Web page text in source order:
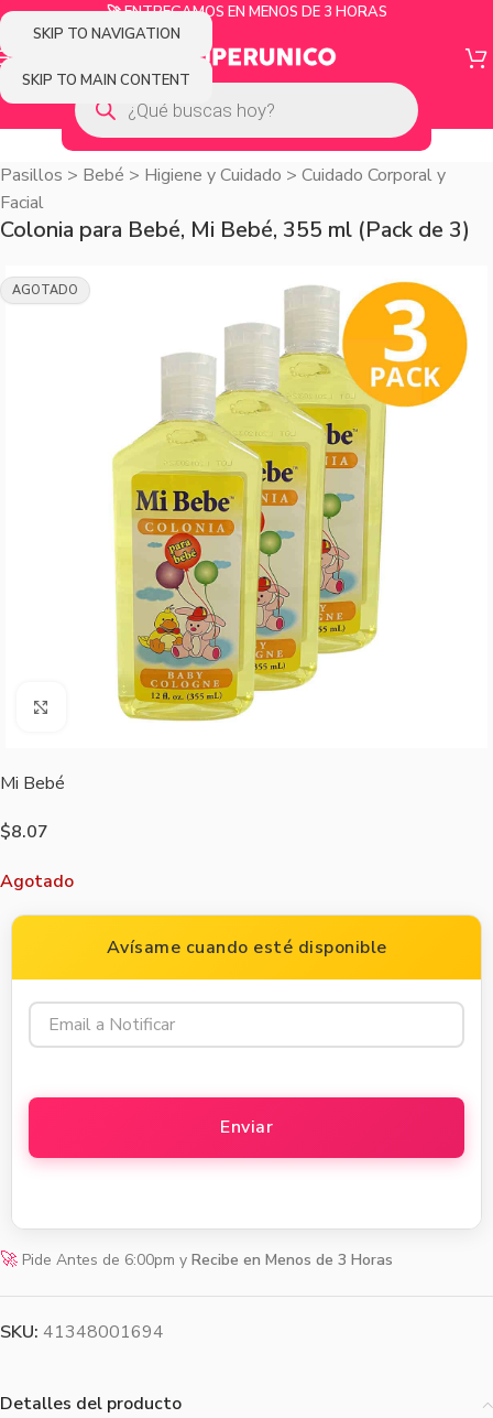
SKIP TO NAVIGATION
SKIP TO MAIN CONTENT
🚀 ENTREGAMOS EN MENOS DE 3 HORAS
Pasillos > Bebé > Higiene y Cuidado > Cuidado Corporal y
Facial
Colonia para Bebé, Mi Bebé, 355 ml (Pack de 3)
AGOTADO
Agrandar imagen
Mi Bebé
$8.07
Agotado
Avísame cuando esté disponible
🚀 Pide Antes de 6:00pm y Recibe en Menos de 3 Horas
SKU: 41348001694
Detalles del producto